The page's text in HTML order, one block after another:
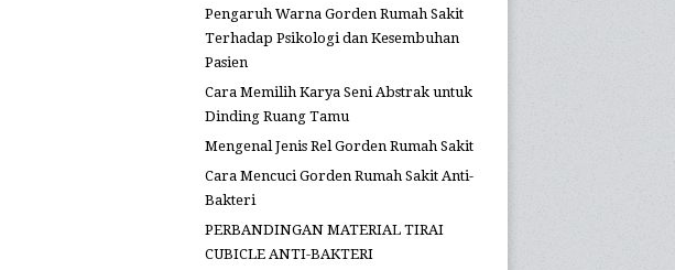
Pengaruh Warna Gorden Rumah Sakit
Terhadap Psikologi dan Kesembuhan
Pasien
Cara Memilih Karya Seni Abstrak untuk
Dinding Ruang Tamu
Mengenal Jenis Rel Gorden Rumah Sakit
Cara Mencuci Gorden Rumah Sakit Anti-
Bakteri
PERBANDINGAN MATERIAL TIRAI
CUBICLE ANTI-BAKTERI